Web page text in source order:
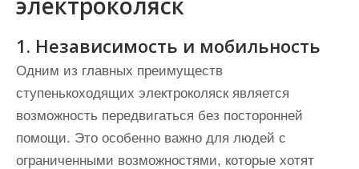
1. Независимость и мобильность
Одним из главных преимуществ
ступенькоходящих электроколяск является
возможность передвигаться без посторонней
помощи. Это особенно важно для людей с
ограниченными возможностями, которые хотят